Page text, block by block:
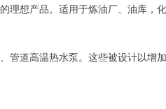
理想产品。适用于炼油厂 油库 ，
管道高温热水泵。这些被设计以增